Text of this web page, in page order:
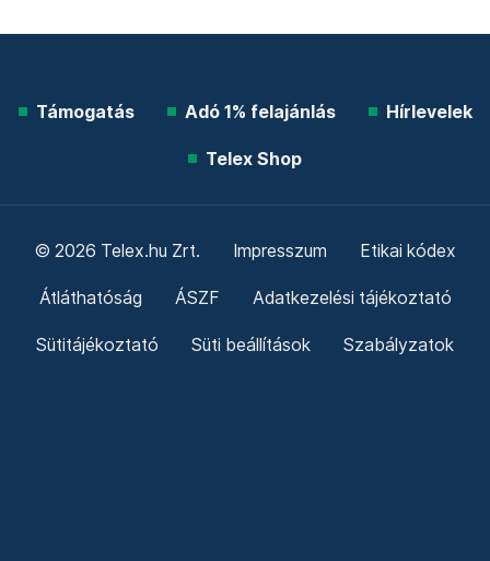
Támogatás Adó 1% felajánlás Hírlevelek
Telex Shop
© 2026 Telex.hu Zrt. Impresszum Etikai kódex
Átláthatóság ÁSZF Adatkezelési tájékoztató
Sütitájékoztató Süti beállítások Szabályzatok